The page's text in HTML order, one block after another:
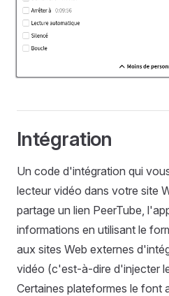
Intégration
Un code d'intégration qui
lecteur vidéo dans votre site
partage un lien PeerTube,
informations en utilisant le
aux sites Web externes
vidéo (c'est-à-dire d'injecter
Certaines plateformes le font